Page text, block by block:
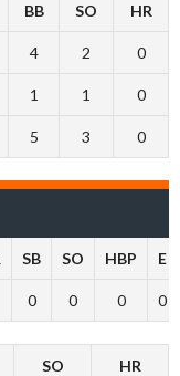
BB SO HR
4 2 0
1 1 0
5 3 0
SB SO HBP E
0 0 0 0
SO HR